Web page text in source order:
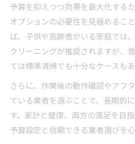
予算を抑えつつ効果を最大化する
オプションの必要性を見極めるこ
ば、子供や高齢者がいる家庭では
クリーニングが推奨されますが、
ては標準清掃でも十分なケースもあ
さらに、作業後の動作確認やアフ
ている業者を選ぶことで、長期的
す。家計と健康、両方の満足を目
予算設定と信頼できる業者選びを